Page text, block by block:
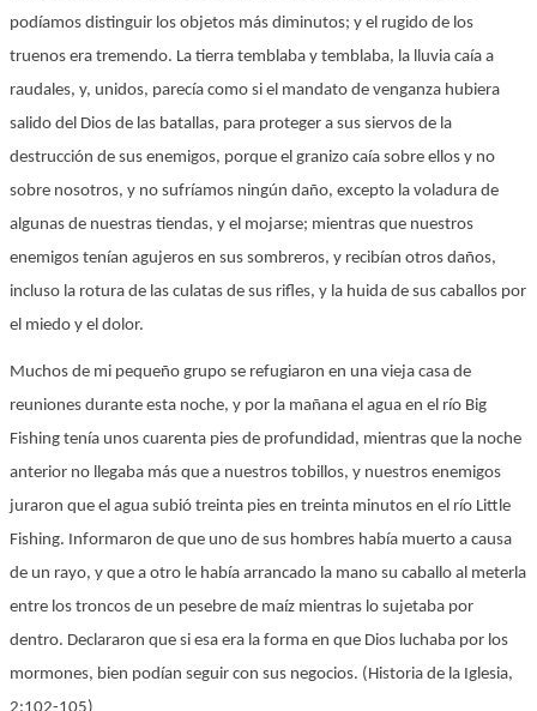
podíamos distinguir los objetos más diminutos; y el rugido de los
truenos era tremendo. La tierra temblaba y temblaba, la lluvia caía a
raudales, y, unidos, parecía como si el mandato de venganza hubiera
salido del Dios de las batallas, para proteger a sus siervos de la
destrucción de sus enemigos, porque el granizo caía sobre ellos y no
sobre nosotros, y no sufríamos ningún daño, excepto la voladura de
algunas de nuestras tiendas, y el mojarse; mientras que nuestros
enemigos tenían agujeros en sus sombreros, y recibían otros daños,
incluso la rotura de las culatas de sus rifles, y la huida de sus caballos por
el miedo y el dolor.
Muchos de mi pequeño grupo se refugiaron en una vieja casa de
reuniones durante esta noche, y por la mañana el agua en el río Big
Fishing tenía unos cuarenta pies de profundidad, mientras que la noche
anterior no llegaba más que a nuestros tobillos, y nuestros enemigos
juraron que el agua subió treinta pies en treinta minutos en el río Little
Fishing. Informaron de que uno de sus hombres había muerto a causa
de un rayo, y que a otro le había arrancado la mano su caballo al meterla
entre los troncos de un pesebre de maíz mientras lo sujetaba por
dentro. Declararon que si esa era la forma en que Dios luchaba por los
mormones, bien podían seguir con sus negocios. (Historia de la Iglesia,